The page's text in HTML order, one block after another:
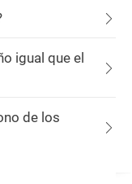
igual que el
de los